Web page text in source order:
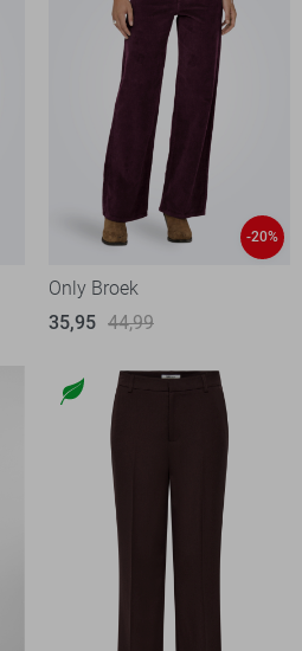
-20%
Only Broek
35,95 44,99